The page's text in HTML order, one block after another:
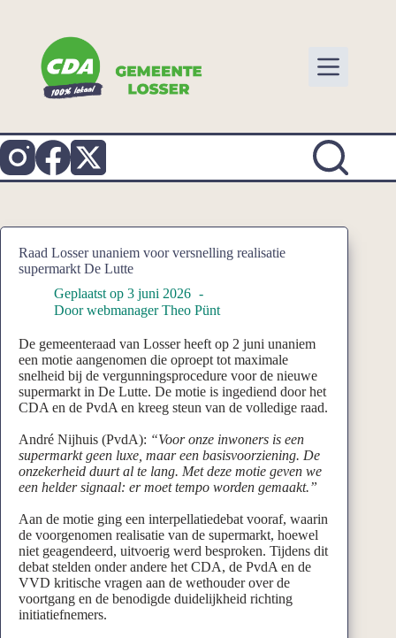
Raad Losser unaniem voor versnelling realisatie
supermarkt De Lutte
Geplaatst op 3 juni 2026
Door webmanager Theo Pünt
De gemeenteraad van Losser heeft op 2 juni unaniem
een motie aangenomen die oproept tot maximale
snelheid bij de vergunningsprocedure voor de nieuwe
supermarkt in De Lutte. De motie is ingediend door het
CDA en de PvdA en kreeg steun van de volledige raad.
André Nijhuis (PvdA): “Voor onze inwoners is een
supermarkt geen luxe, maar een basisvoorziening. De
onzekerheid duurt al te lang. Met deze motie geven we
een helder signaal: er moet tempo worden gemaakt.”
Aan de motie ging een interpellatiedebat vooraf, waarin
de voorgenomen realisatie van de supermarkt, hoewel
niet geagendeerd, uitvoerig werd besproken. Tijdens dit
debat stelden onder andere het CDA, de PvdA en de
VVD kritische vragen aan de wethouder over de
voortgang en de benodigde duidelijkheid richting
initiatiefnemers.